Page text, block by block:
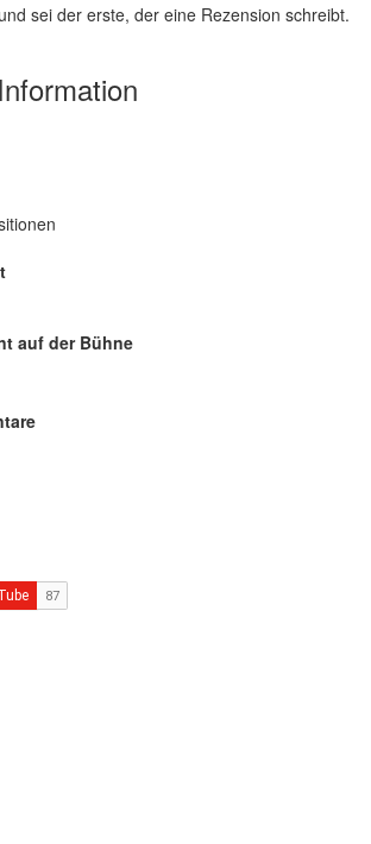
sei der erste, der eine Rezension schreibt.
auf der Bühne